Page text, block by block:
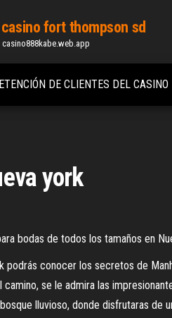
casino fort thompson sd
casino888kabe.web.app
DE CLIENTES DEL
york
bodas de todos los tamaños en
podrás conocer los secretos de
camino, se le admira las
lluvioso, donde disfrutaras de